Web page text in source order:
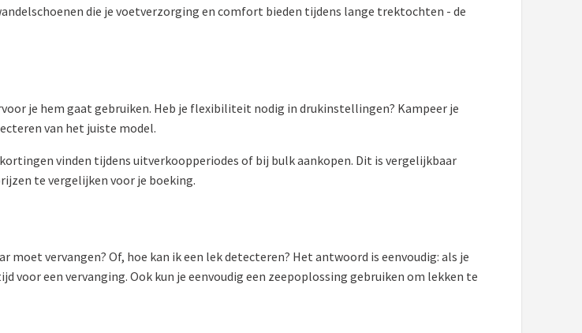
die je voetverzorging en comfort bieden tijdens lange trektochten - de
je hem gaat gebruiken. Heb je flexibiliteit nodig in drukinstellingen? Kampeer je
van het juiste model.
vinden tijdens uitverkoopperiodes of bij bulk aankopen. Dit is vergelijkbaar
te vergelijken voor je boeking.
moet vervangen? Of, hoe kan ik een lek detecteren? Het antwoord is eenvoudig: als je
een vervanging. Ook kun je eenvoudig een zeepoplossing gebruiken om lekken te